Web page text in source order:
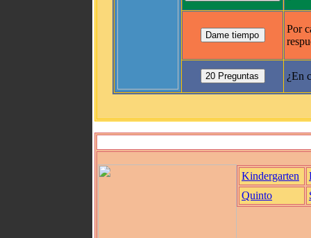
Por
¿En
Kindergarten
Quinto